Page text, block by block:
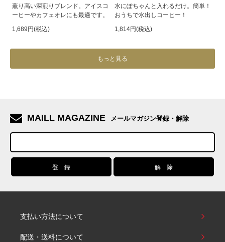
薫り高い深煎りブレンド。アイスコ
ーヒーやカフェオレにも最適です。
1,689円(税込)
水にぽちゃんと入れるだけ。簡単！
おうちで水出しコーヒー！
1,814円(税込)
もっと見る
MAILL MAGAZINE メールマガジン登録・解除
支払い方法について
配送・送料について